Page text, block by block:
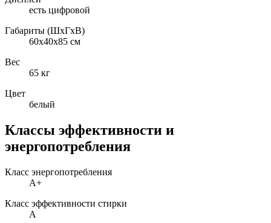
есть цифровой
Габариты (ШxГxВ)
60x40x85 см
Вес
65 кг
Цвет
белый
Классы эффективности и
энергопотребления
Класс энергопотребления
A+
Класс эффективности стирки
A